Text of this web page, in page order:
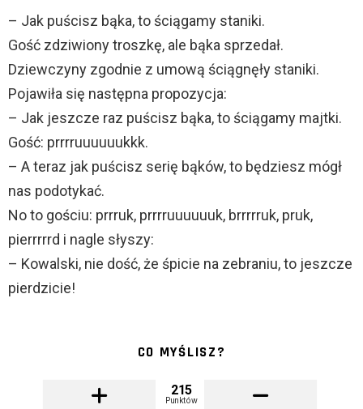
– Jak puścisz bąka, to ściągamy staniki.
Gość zdziwiony troszkę, ale bąka sprzedał.
Dziewczyny zgodnie z umową ściągnęły staniki.
Pojawiła się następna propozycja:
– Jak jeszcze raz puścisz bąka, to ściągamy majtki.
Gość: prrrruuuuuukkk.
– A teraz jak puścisz serię bąków, to będziesz mógł
nas podotykać.
No to gościu: prrruk, prrrruuuuuuk, brrrrruk, pruk,
pierrrrrd i nagle słyszy:
– Kowalski, nie dość, że śpicie na zebraniu, to jeszcze
pierdzicie!
CO MYŚLISZ?
215
Punktów